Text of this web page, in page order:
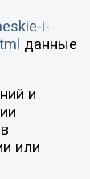
i-
данные
и
или